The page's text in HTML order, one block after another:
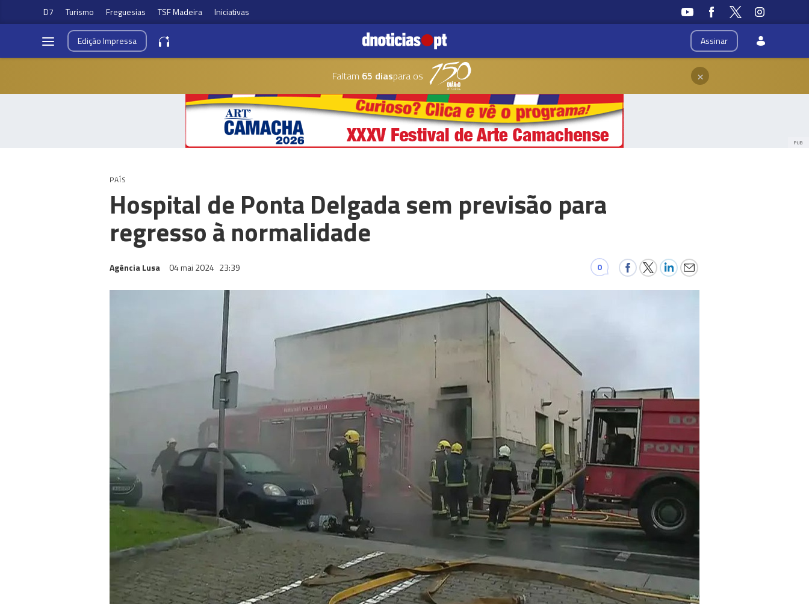
D7 Turismo Freguesias TSF Madeira Iniciativas
Assinar
EdiçãoImpressa
Faltam 65 diaspara os ×
PUB
PAÍS
Hospital de Ponta Delgada sem previsão para
regresso à normalidade
Agência Lusa 04 mai 2024 23:39 0